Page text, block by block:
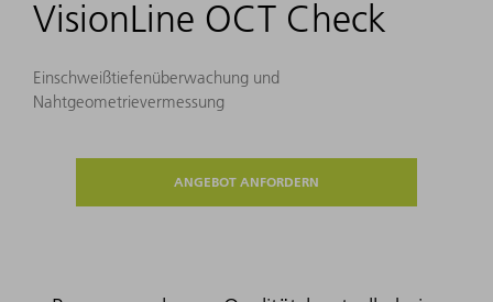
VisionLine OCT Check
Einschweißtiefenüberwachung und
Nahtgeometrievermessung
ANGEBOT ANFORDERN